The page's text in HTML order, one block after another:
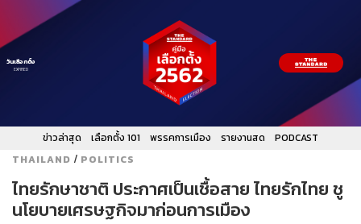
วันเลือกตั้ง
EXPIRED
ข่าวล่าสุด เลือกตั้ง 101 พรรคการเมือง รายงานสด
PODCAST
THAILAND / POLITICS
ไทยรักษาชาติ ประกาศเป็นเชื้อสาย ไทยรักไทย ชู
นโยบายเศรษฐกิจมาก่อนการเมือง